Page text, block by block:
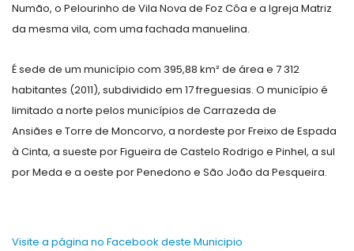
Numão, o Pelourinho de Vila Nova de Foz Côa e a Igreja Matriz
da mesma vila, com uma fachada manuelina.
É sede de um município com 395,88 km² de área e 7 312
habitantes (2011), subdividido em 17 freguesias. O município é
limitado a norte pelos municípios de Carrazeda de
Ansiães e Torre de Moncorvo, a nordeste por Freixo de Espada
à Cinta, a sueste por Figueira de Castelo Rodrigo e Pinhel, a sul
por Meda e a oeste por Penedono e São João da Pesqueira.
Visite a página no Facebook deste Municipio